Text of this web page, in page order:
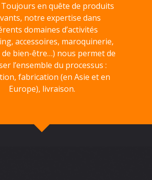
Toujours en quête de produits
notre expertise dans
domaines d’activités
accessoires, maroquinerie,
bien-être…) nous permet de
l’ensemble du processus :
fabrication (en Asie et en
Europe), livraison.